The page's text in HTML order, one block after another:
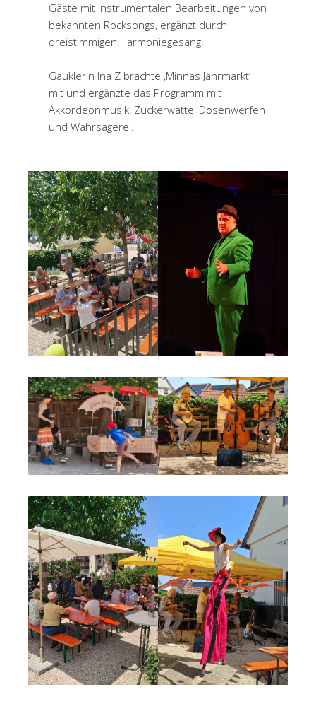
Gäste mit instrumentalen Bearbeitungen von
bekannten Rocksongs, ergänzt durch
dreistimmigen Harmoniegesang.
Gauklerin Ina Z brachte ‚Minnas Jahrmarkt‘
mit und ergänzte das Programm mit
Akkordeonmusik, Zuckerwatte, Dosenwerfen
und Wahrsagerei.